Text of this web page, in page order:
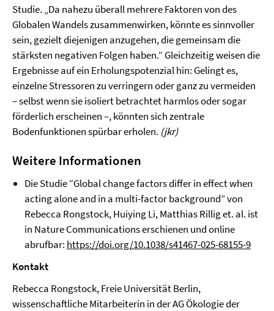
Studie. „Da nahezu überall mehrere Faktoren von des
Globalen Wandels zusammenwirken, könnte es sinnvoller
sein, gezielt diejenigen anzugehen, die gemeinsam die
stärksten negativen Folgen haben.“ Gleichzeitig weisen die
Ergebnisse auf ein Erholungspotenzial hin: Gelingt es,
einzelne Stressoren zu verringern oder ganz zu vermeiden
– selbst wenn sie isoliert betrachtet harmlos oder sogar
förderlich erscheinen –, könnten sich zentrale
Bodenfunktionen spürbar erholen. (jkr)
Weitere Informationen
Die Studie “Global change factors differ in effect when
acting alone and in a multi-factor background” von
Rebecca Rongstock, Huiying Li, Matthias Rillig et. al. ist
in Nature Communications erschienen und online
abrufbar: https://doi.org/10.1038/s41467-025-68155-9
Kontakt
Rebecca Rongstock, Freie Universität Berlin,
wissenschaftliche Mitarbeiterin in der AG Ökologie der